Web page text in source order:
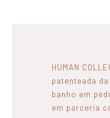
HUMAN
patenteada da
banho em
em parceria